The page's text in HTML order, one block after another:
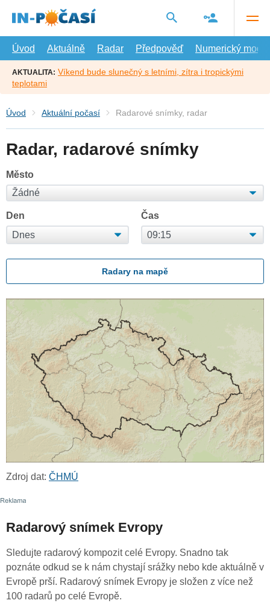
hlavní
Úvod
Aktuálně Radar Předpověď Numerický model
AKTUALITA: Víkend bude slunečný s letními, zítra i tropickými
teplotami
Úvod Aktuální počasí Radarové snímky, radar
Radar, radarové snímky
Město
Den Čas
Radary na mapě
Zdroj dat: ČHMÚ
Radarový snímek Evropy
Sledujte radarový kompozit celé Evropy. Snadno tak
poznáte odkud se k nám chystají srážky nebo kde aktuálně v
Evropě prší. Radarový snímek Evropy je složen z více než
100 radarů po celé Evropě.